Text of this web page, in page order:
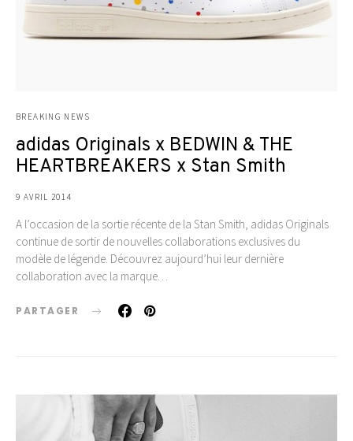
BREAKING NEWS
adidas Originals x BEDWIN & THE
HEARTBREAKERS x Stan Smith
9 AVRIL 2014
A l’occasion de la sortie récente de la Stan Smith, adidas Originals
continue de sortir de nouvelles collaborations exclusives du
modèle de légende. Découvrez aujourd’hui leur dernière
collaboration avec la marque…
PARTAGER